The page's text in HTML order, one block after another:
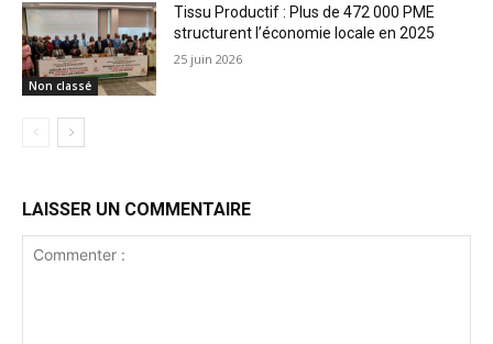
Non classé
Tissu Productif : Plus de 472 000 PME
structurent l’économie locale en 2025
25 juin 2026
LAISSER UN COMMENTAIRE